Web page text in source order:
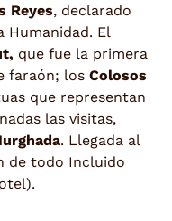
Reyes, declarado
Humanidad. El
que fue la primera
faraón; los Colosos
que representan
las visitas,
. Llegada al
de todo Incluido